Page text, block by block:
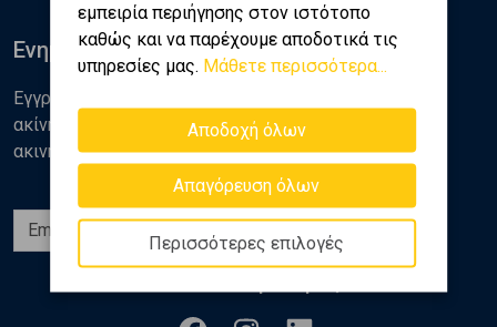
εμπειρία περιήγησης στον ιστότοπο
καθώς και να παρέχουμε αποδοτικά τις
υπηρεσίες μας. Μάθετε περισσότερα...
Αποδοχή όλων
Απαγόρευση όλων
Περισσότερες επιλογές
Ενημερωθείτε
Εγγραφείτε στο newsletter της Golden Home για νέα
ακίνητα, αναλύσεις και διάφορα θέματα της αγοράς
ακινήτων